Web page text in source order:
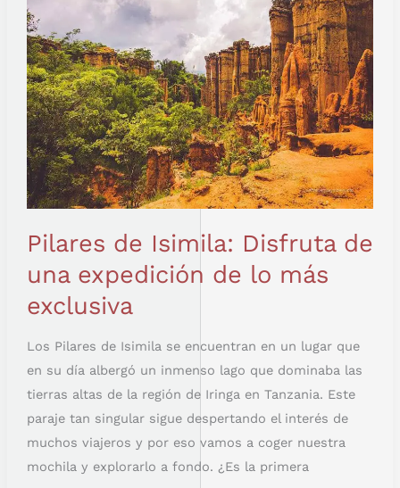
Pilares de Isimila: Disfruta de
una expedición de lo más
exclusiva
Los Pilares de Isimila se encuentran en un lugar que
en su día albergó un inmenso lago que dominaba las
tierras altas de la región de Iringa en Tanzania. Este
paraje tan singular sigue despertando el interés de
muchos viajeros y por eso vamos a coger nuestra
mochila y explorarlo a fondo. ¿Es la primera
EXPEDICIÓN
LO
MÁS
EXCLUSIVA